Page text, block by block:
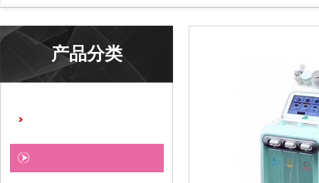
产品分类